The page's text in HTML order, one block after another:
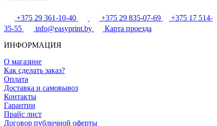
+375 29 361-10-40 +375 29 835-07-69
+375 17 514-
35-55
info@easyprint.by
Карта проезда
ИНФОРМАЦИЯ
О магазине
Как сделать заказ?
Оплата
Доставка и самовывоз
Контакты
Гарантии
Прайс лист
Договор публичной оферты